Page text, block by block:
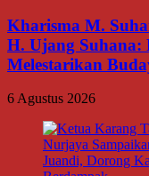
Kharisma M.
H. Ujang Suhana:
Melestarikan
6 Agustus 2026